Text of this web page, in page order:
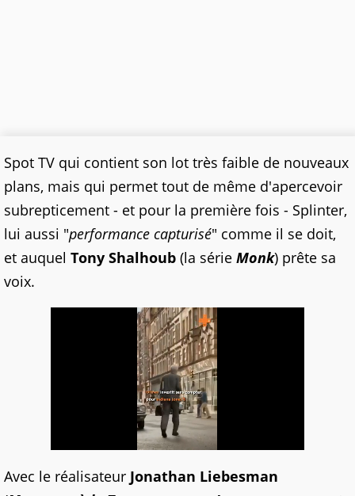
Spot TV qui contient son lot très faible de nouveaux
plans, mais qui permet tout de même d'apercevoir
subrepticement - et pour la première fois - Splinter,
lui aussi "performance capturisé" comme il se doit,
et auquel Tony Shalhoub (la série Monk) prête sa
voix.
Avec le réalisateur Jonathan Liebesman